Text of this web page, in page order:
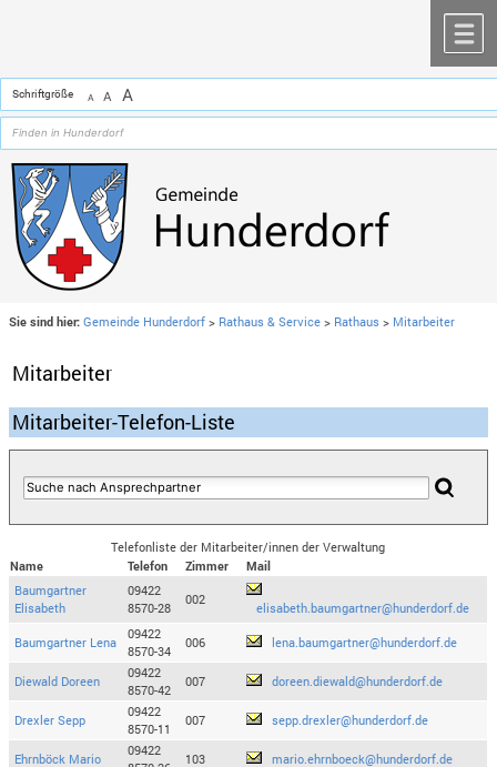
Schriftgröße A A A
Sie sind hier: Gemeinde Hunderdorf > Rathaus & Service > Rathaus > Mitarbeiter
Mitarbeiter
Mitarbeiter-Telefon-Liste
Telefonliste der Mitarbeiter/innen der Verwaltung
Name
Telefon Zimmer
Mail
Baumgartner
Elisabeth
09422
8570-28
002
elisabeth.baumgartner@hunderdorf.de
Baumgartner Lena
09422
8570-34
006 lena.baumgartner@hunderdorf.de
Diewald Doreen
09422
8570-42
007 doreen.diewald@hunderdorf.de
Drexler Sepp
09422
8570-11
007 sepp.drexler@hunderdorf.de
Ehrnböck Mario
09422
103 mario.ehrnboeck@hunderdorf.de